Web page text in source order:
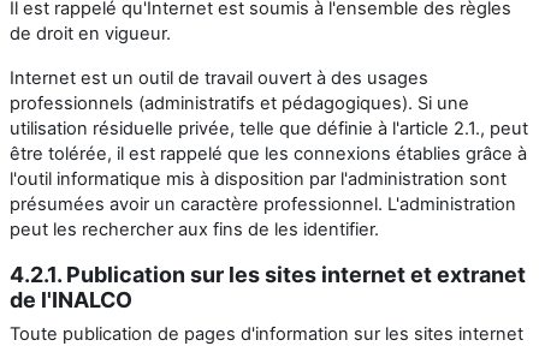
Il est rappelé qu'Internet est soumis à l'ensemble des règles
de droit en vigueur.
Internet est un outil de travail ouvert à des usages
professionnels (administratifs et pédagogiques). Si une
utilisation résiduelle privée, telle que définie à l'article 2.1., peut
être tolérée, il est rappelé que les connexions établies grâce à
l'outil informatique mis à disposition par l'administration sont
présumées avoir un caractère professionnel. L'administration
peut les rechercher aux fins de les identifier.
4.2.1. Publication sur les sites internet et extranet
de l'INALCO
Toute publication de pages d'information sur les sites internet